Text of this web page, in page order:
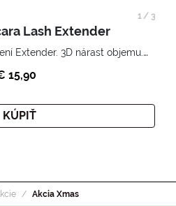
Lash Extender
Riasenka Pupa v prevedení Extender. 3D nárast objemu. Nekonečne zhutnené a nadvihnuté riasy.
15,90
KÚPIŤ
1/ 3
Akcia Xmas